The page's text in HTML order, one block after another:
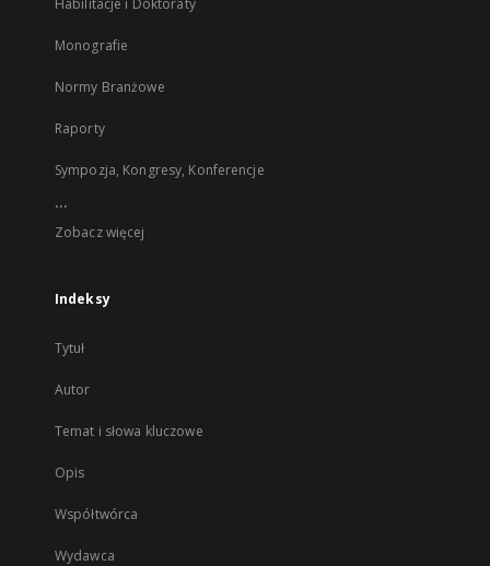
Habilitacje i Doktoraty
Monografie
Normy Branżowe
Raporty
Sympozja, Kongresy, Konferencje
...
Zobacz więcej
Indeksy
Tytuł
Autor
Temat i słowa kluczowe
Opis
Współtwórca
Wydawca